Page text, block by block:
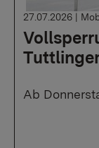
27.07.2026 |
Ab